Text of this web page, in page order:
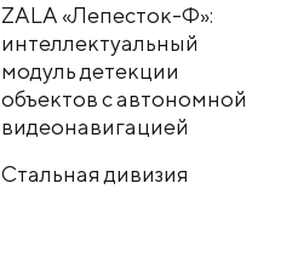
ZALA «Лепесток-Ф»:
интеллектуальный
модуль детекции
объектов с автономной
видеонавигацией
Стальная дивизия